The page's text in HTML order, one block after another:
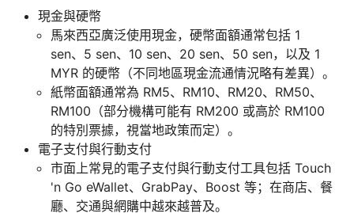
現金與硬幣
馬來西亞廣泛使用現金，硬幣面額通常包括 1
sen、5 sen、10 sen、20 sen、50 sen，以及 1
MYR 的硬幣（不同地區現金流通情況略有差異）。
紙幣面額通常為 RM5、RM10、RM20、RM50、
RM100（部分機構可能有 RM200 或高於 RM100
的特別票據，視當地政策而定）。
電子支付與行動支付
市面上常見的電子支付與行動支付工具包括 Touch
'n Go eWallet、GrabPay、Boost 等；在商店、餐
廳、交通與網購中越來越普及。